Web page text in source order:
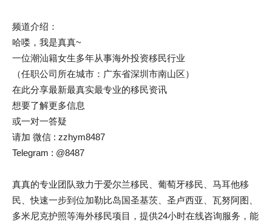
频道介绍：
哈喽，我是真真~
一位潮汕籍女生多年从事海外投资移民行业
（任职公司所在城市：广东省深圳市南山区）
在此分享最新最真实最专业的移民资讯
想要了解更多信息
或一对一答疑
请加 微信 : zzhym8487
Telegram : @8487
真真的专业团队致力于爱尔兰移民、葡萄牙移民、马耳他移
民、快速一步到位加勒比岛国圣基茨、圣卢西亚、瓦努阿图、
多米尼克护照等海外移民项目，提供24小时在线咨询服务，能